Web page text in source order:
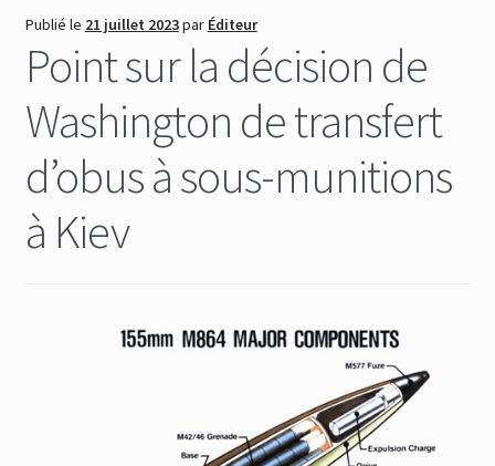
Auteurs
Actualités
Contact
Commande
Publié le 21 juillet 2023par Éditeur
Point sur la décision de
Washington de transfert
d’obus à sous-munitions
à Kiev